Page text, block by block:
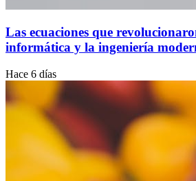
Las ecuaciones que
informática y la ingeniería
Hace 6 días